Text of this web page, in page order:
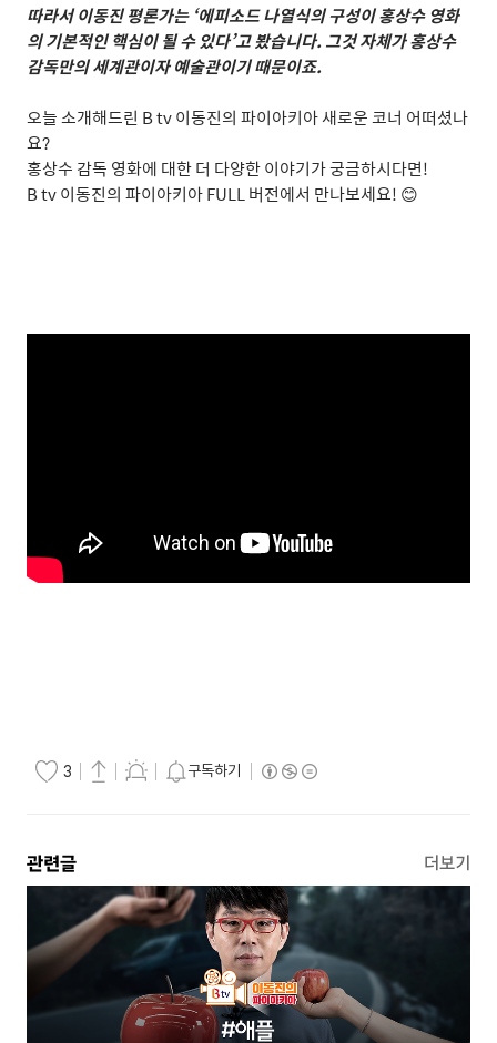
따라서 이동진 평론가는 ‘에피소드 나열식의 구성이 홍상수 영화
의 기본적인 핵심이 될 수 있다’고 봤습니다.그것 자체가 홍상수
감독만의 세계관이자 예술관이기 때문이죠.
오늘 소개해드린 B tv이동진의 파이아키아 새로운 코너 어떠셨나
요?
홍상수 감독 영화에 대한 더 다양한 이야기가 궁금하시다면!
B tv이동진의 파이아키아FULL버전에서 만나보세요! 😊
3 구독하기
관련글 더보기